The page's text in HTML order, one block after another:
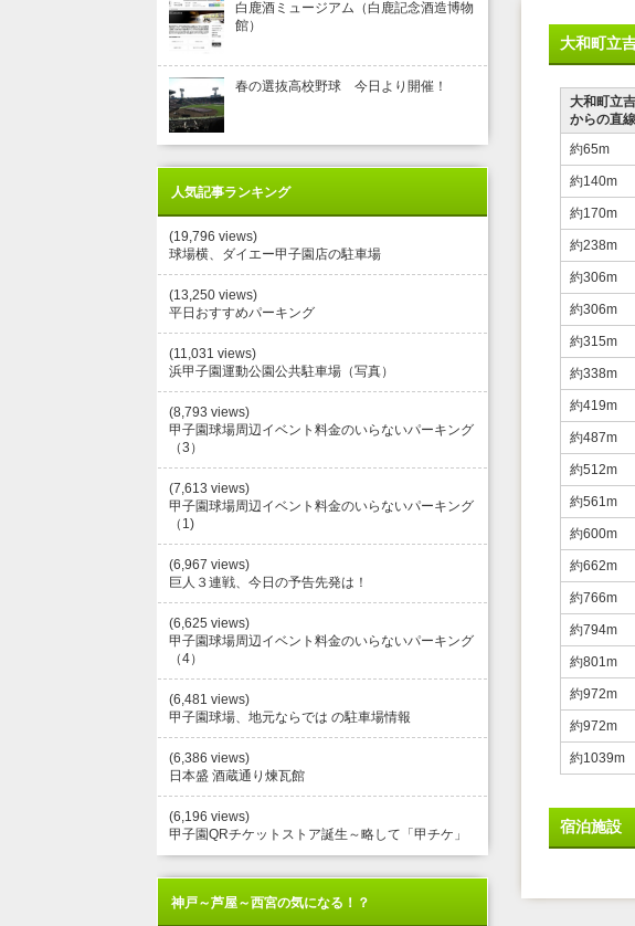
大和町立
大和町立
からの直
約65m
約140m
約170m
約238m
約306m
約306m
約315m
約338m
約419m
約487m
約512m
約561m
約600m
約662m
約766m
約794m
約801m
約972m
約972m
約1039m
宿泊施設
白鹿酒ミュージアム（白鹿記念酒造博物
館）
春の選抜高校野球 今日より開催！
人気記事ランキング
(19,796 views)
球場横、ダイエー甲子園店の駐車場
(13,250 views)
平日おすすめパーキング
(11,031 views)
浜甲子園運動公園公共駐車場（写真）
(8,793 views)
甲子園球場周辺イベント料金のいらないパーキング
（3）
(7,613 views)
甲子園球場周辺イベント料金のいらないパーキング
（1)
(6,967 views)
巨人３連戦、今日の予告先発は！
(6,625 views)
甲子園球場周辺イベント料金のいらないパーキング
（4）
(6,481 views)
甲子園球場、地元ならでは の駐車場情報
(6,386 views)
日本盛 酒蔵通り煉瓦館
(6,196 views)
甲子園QRチケットストア誕生～略して「甲チケ」
神戸～芦屋～西宮の気になる！？